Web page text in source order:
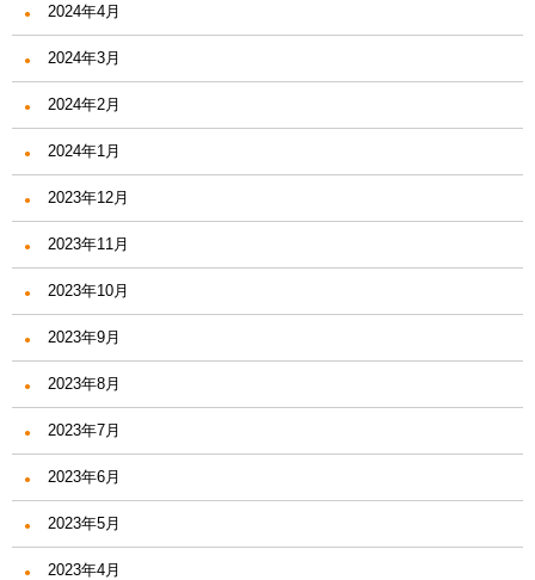
2024年4月
2024年3月
2024年2月
2024年1月
2023年12月
2023年11月
2023年10月
2023年9月
2023年8月
2023年7月
2023年6月
2023年5月
2023年4月